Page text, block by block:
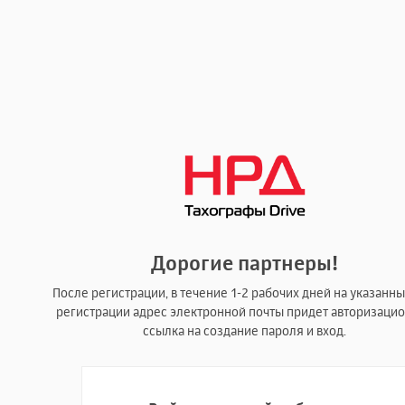
Дорогие партнеры!
После регистрации, в течение 1-2 рабочих дней на
регистрации адрес электронной почты придет
ссылка на создание пароля и вход.